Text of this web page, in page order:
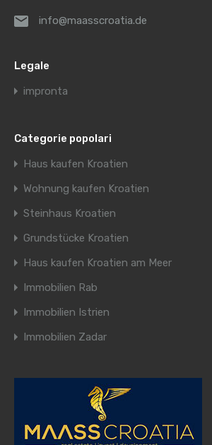
info@maasscroatia.de
Legale
impronta
Categorie popolari
Haus kaufen Kroatien
Wohnung kaufen Kroatien
Steinhaus Kroatien
Grundstücke Kroatien
Haus kaufen Kroatien am Meer
Immobilien Rab
Immobilien Istrien
Immobilien Zadar